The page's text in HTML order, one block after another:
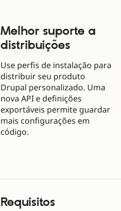
Melhor suporte a
distribuições
Use perfis de instalação para
distribuir seu produto
Drupal personalizado. Uma
nova API e definições
exportáveis permite guardar
mais configurações em
código.
Requisitos